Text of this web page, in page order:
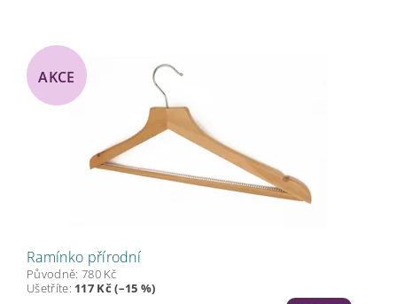
AKCE
Ramínko přírodní
Původně: 780 Kč
Ušetříte: 117 Kč (–15 %)